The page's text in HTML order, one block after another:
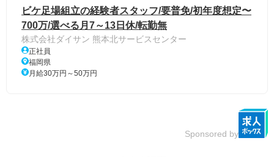
ビケ足場組立の経験者スタッフ/要普免/初年度想定〜
700万/選べる月7～13日休/転勤無
株式会社ダイサン 熊本北サービスセンター
正社員
福岡県
月給30万円～50万円
Sponsored by